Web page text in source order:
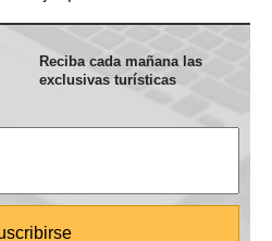
Reciba cada mañana las
exclusivas turísticas